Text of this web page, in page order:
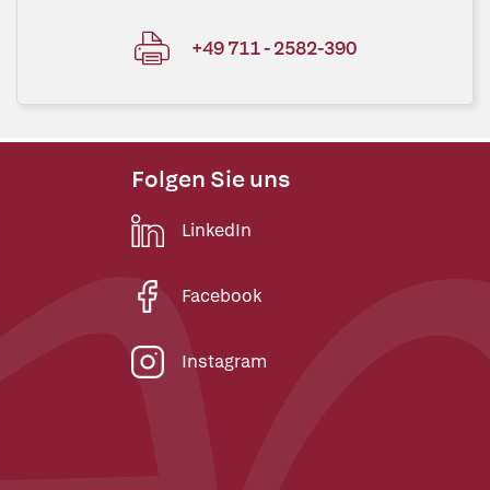
+49 711 - 2582-390
Folgen Sie uns
LinkedIn
Facebook
Instagram